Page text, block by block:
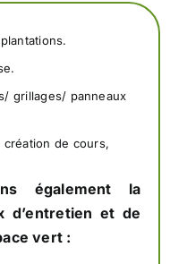
grillages/ panneaux
création de cours,
également la
d’entretien et de
vert :